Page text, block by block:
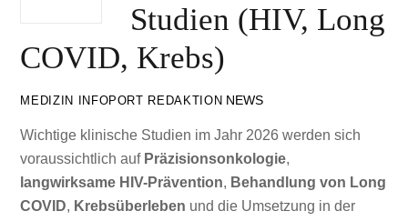
Studien (HIV, Long
COVID, Krebs)
MEDIZIN INFOPORT REDAKTION NEWS
Wichtige klinische Studien im Jahr 2026 werden sich
voraussichtlich auf Präzisionsonkologie,
langwirksame HIV-Prävention, Behandlung von Long
COVID, Krebsüberleben und die Umsetzung in der